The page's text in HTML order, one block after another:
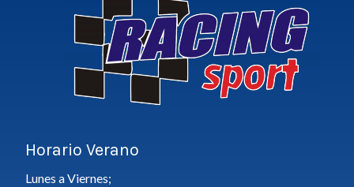
Horario Verano
Lunes a Viernes;